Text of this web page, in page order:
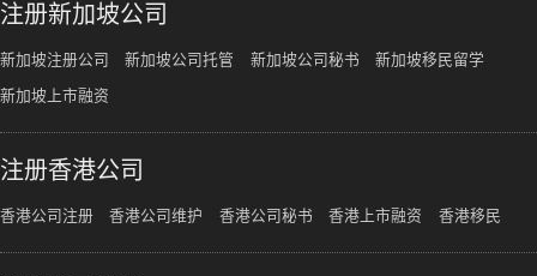
注册新加坡公司
新加坡注册公司 新加坡公司托管 新加坡公司秘书 新加坡移民留学
新加坡上市融资
注册香港公司
香港公司注册 香港公司维护 香港公司秘书 香港上市融资 香港移民